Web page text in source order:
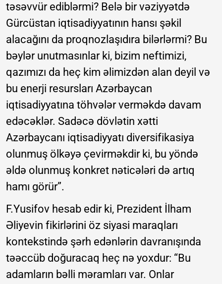
təsəvvür ediblərmi? Belə bir vəziyyətdə
Gürcüstan iqtisadiyyatının hansı şəkil
alacağını da proqnozlaşıdıra bilərlərmi? Bu
bəylər unutmasınlar ki, bizim neftimizi,
qazımızı da heç kim əlimizdən alan deyil və
bu enerji resursları Azərbaycan
iqtisadiyyatına töhvələr verməkdə davam
edəcəklər. Sadəcə dövlətin xətti
Azərbaycanı iqtisadiyyatı diversifikasiya
olunmuş ölkəyə çevirməkdir ki, bu yöndə
əldə olunmuş konkret nəticələri də artıq
hamı görür”.
F.Yusifov hesab edir ki, Prezident İlham
Əliyevin fikirlərini öz siyasi maraqları
kontekstində şərh edənlərin davranışında
təəccüb doğuracaq heç nə yoxdur: “Bu
adamların bəlli məramları var. Onlar